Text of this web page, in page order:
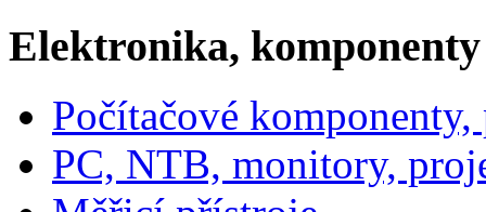
Elektronika, komponenty
Počítačové
PC, NTB, monitory,